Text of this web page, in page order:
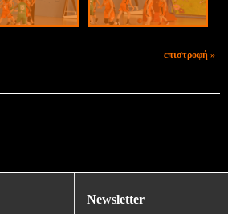
επιστροφή »
Newsletter